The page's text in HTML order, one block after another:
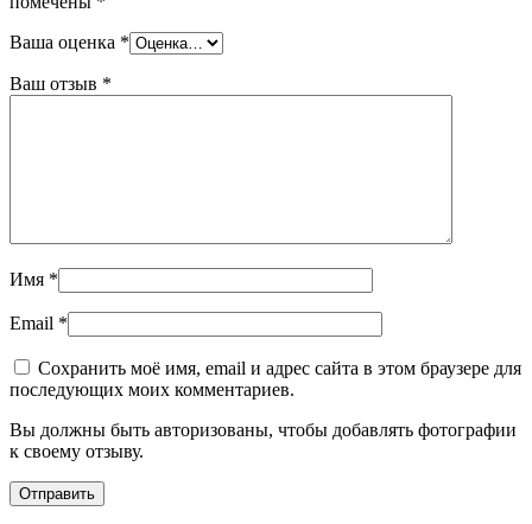
Ваша оценка *
Ваш отзыв *
Имя *
Email *
Сохранить моё имя, email и адрес сайта в этом браузере для
последующих моих комментариев.
Вы должны быть авторизованы, чтобы добавлять фотографии
к своему отзыву.